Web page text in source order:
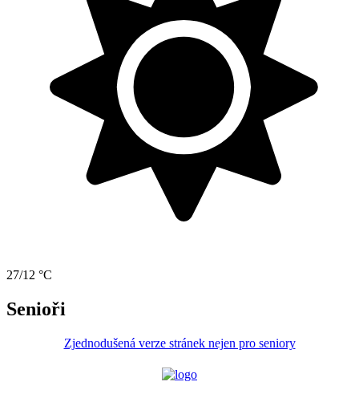
27/12 °C
Senioři
Zjednodušená verze stránek nejen pro seniory